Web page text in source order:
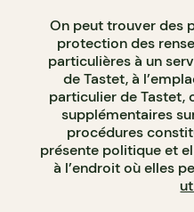
On peut trouver des
protection des
particulières à un
de Tastet, à
particulier de Tastet,
supplémentaires
procédures
présente politique et
à l’endroit où elles